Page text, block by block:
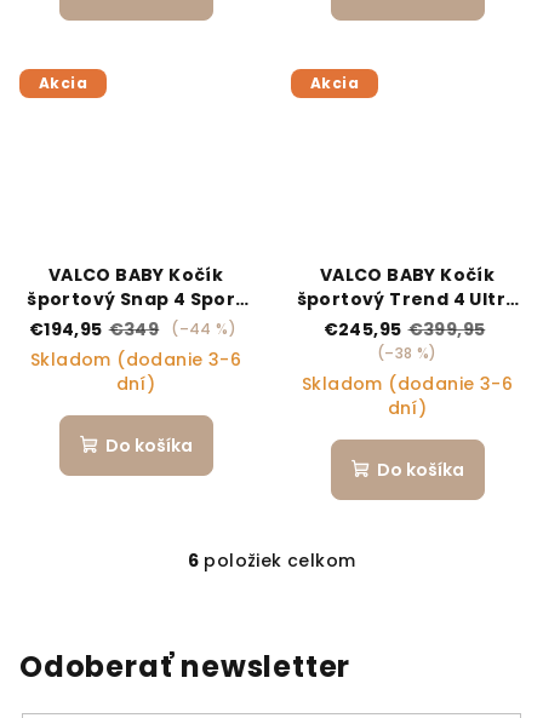
Akcia
VALCO BABY Kočík
športový Snap 4 Sport
Liquorice
€194,95 €349 (–44 %)
Skladom (dodanie 3-6
dní)
Do košíka
Akcia
VALCO BABY Kočík
športový Trend 4 Ultra
Denim
€245,95 €399,95
(–38 %)
Skladom (dodanie 3-6
dní)
Do košíka
Ovládacie prvky
6 položiek celkom
Odoberať newsletter